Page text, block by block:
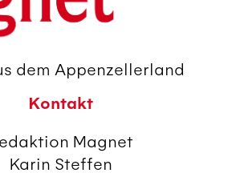
dem Appenzellerland
Kontakt
Magnet
Karin Steffen